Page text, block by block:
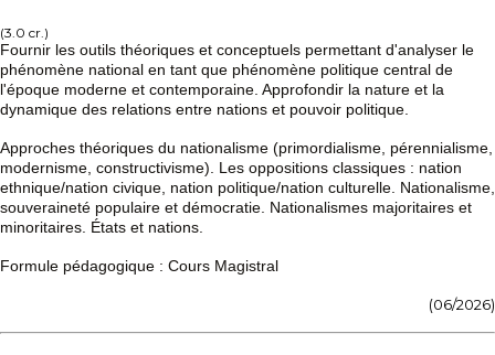
(3.0 cr.)
Fournir les outils théoriques et conceptuels permettant d'analyser le
phénomène national en tant que phénomène politique central de
l'époque moderne et contemporaine. Approfondir la nature et la
dynamique des relations entre nations et pouvoir politique.
Approches théoriques du nationalisme (primordialisme, pérennialisme,
modernisme, constructivisme). Les oppositions classiques : nation
ethnique/nation civique, nation politique/nation culturelle. Nationalisme,
souveraineté populaire et démocratie. Nationalismes majoritaires et
minoritaires. États et nations.
Formule pédagogique : Cours Magistral
(06/2026)